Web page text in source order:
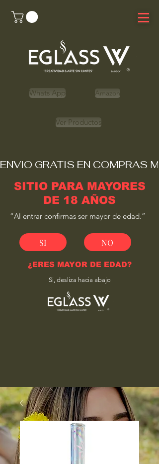
Ver Productos
ENVIO GRATIS EN COMPRAS
SITIO PARA MAYORES
DE 18 AÑOS
“Al entrar confirmas ser mayor de edad.”
SI NO
¿ERES MAYOR DE EDAD?
Si, desliza hacia abajo
Whats App Amazon